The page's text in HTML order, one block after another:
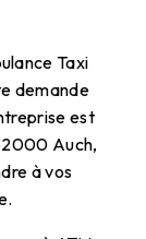
Taxi
demande
est
Auch,
à vos